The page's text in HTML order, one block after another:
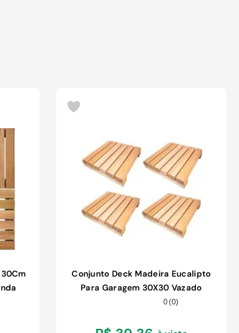
Conjunto Deck Madeira Eucalipto
Para Garagem 30X30 Vazado
0(0)